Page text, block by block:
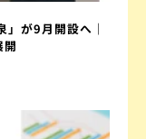
が9月開設へ｜
開